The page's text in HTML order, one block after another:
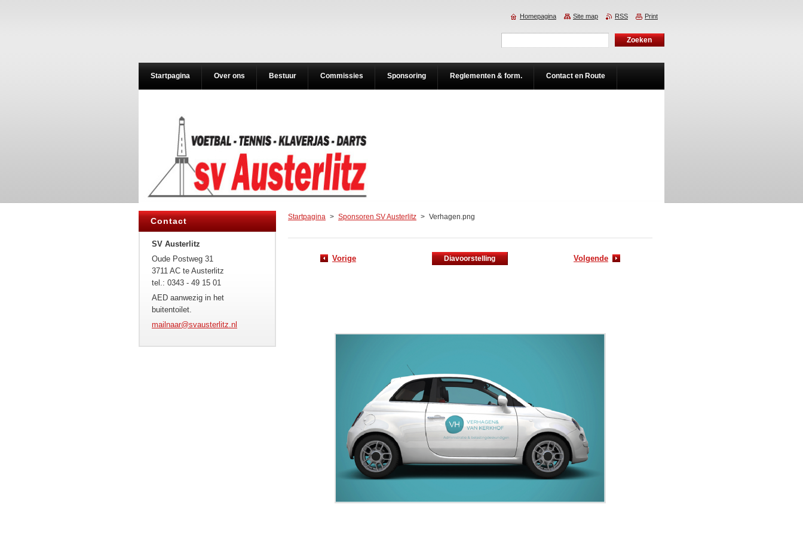
Startpagina > Sponsoren SV Austerlitz > Verhagen.png
Vorige Diavoorstelling Volgende
Contact
SV Austerlitz
Oude Postweg 31
3711 AC te Austerlitz
tel.: 0343 - 49 15 01
AED aanwezig in het
buitentoilet.
mailnaar@svausterlitz.nl
Startpagina Over ons Bestuur Commissies Sponsoring Reglementen & form. Contact en Route
Homepagina Site map RSS Print